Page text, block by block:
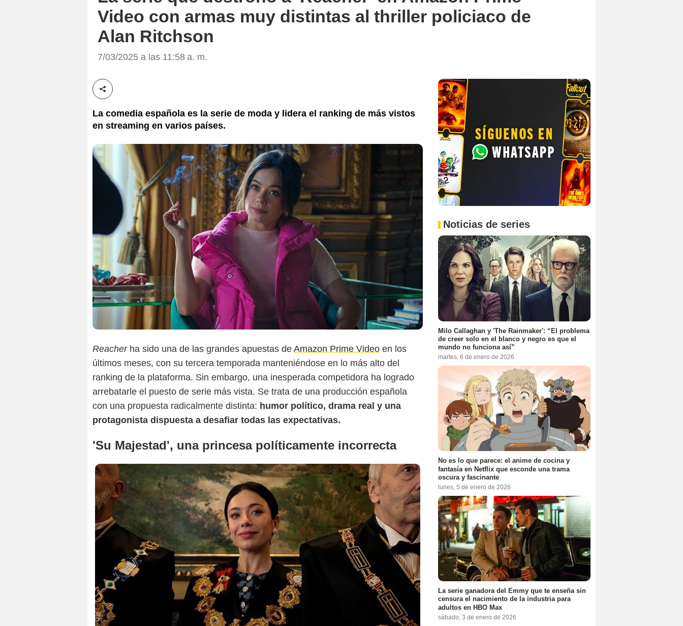
Video con armas muy distintas al thriller policiaco de
Alan Ritchson
7/03/2025 a las 11:58 a. m.
Compartir esta noticia
La comedia española es la serie de moda y lidera el ranking de más vistos
en streaming en varios países.
Reacherha sido una de las grandes apuestas de Amazon Prime Video en los
últimos meses, con su tercera temporada manteniéndose en lo más alto del
ranking de la plataforma. Sin embargo, una inesperada competidora ha logrado
arrebatarle el puesto de serie más vista. Se trata de una producción española
con una propuesta radicalmente distinta: humor político, drama real y una
protagonista dispuesta a desafiar todas las expectativas.
'Su Majestad', una princesa políticamente incorrecta
Noticias de series
Milo Callaghan y 'The Rainmaker': “El problema
de creer solo en el blanco y negro es que el
mundo no funciona así”
martes, 6 de enero de 2026
No es lo que parece: el anime de cocina y
fantasía en Netflix que esconde una trama
oscura y fascinante
lunes, 5 de enero de 2026
La serie ganadora del Emmy que te enseña sin
censura el nacimiento de la industria para
adultos en HBO Max
sábado, 3 de enero de 2026